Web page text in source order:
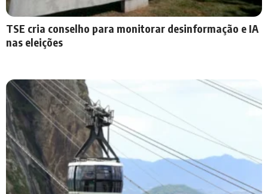
TSE cria conselho para monitorar desinformação e IA
nas eleições